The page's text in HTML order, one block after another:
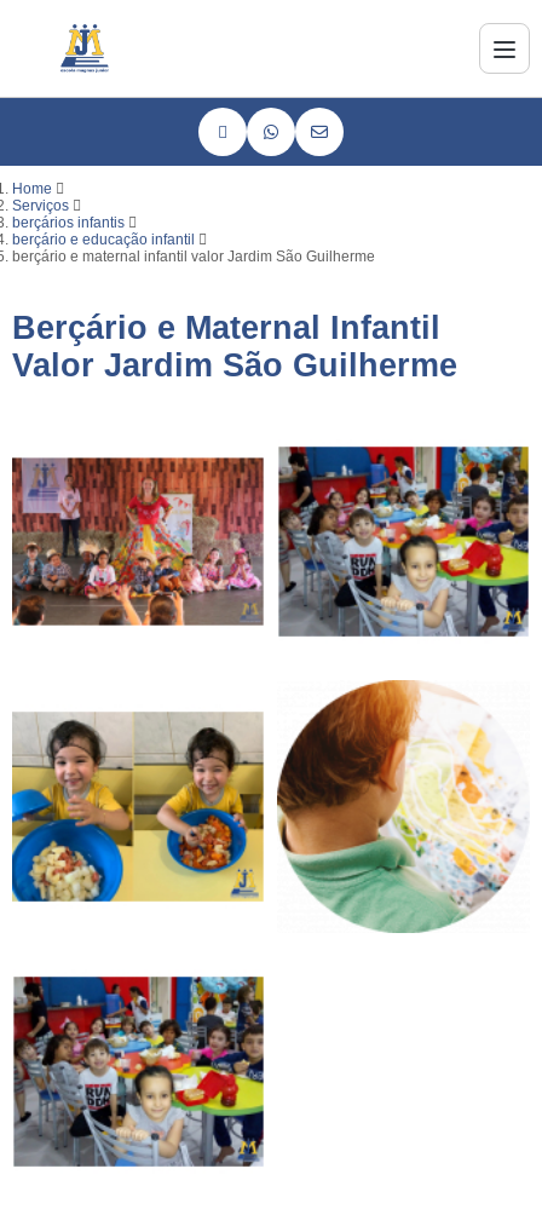
Home
Serviços
berçários infantis
berçário e educação infantil
berçário e maternal infantil valor Jardim São Guilherme
Berçário e Maternal Infantil
Valor Jardim São Guilherme